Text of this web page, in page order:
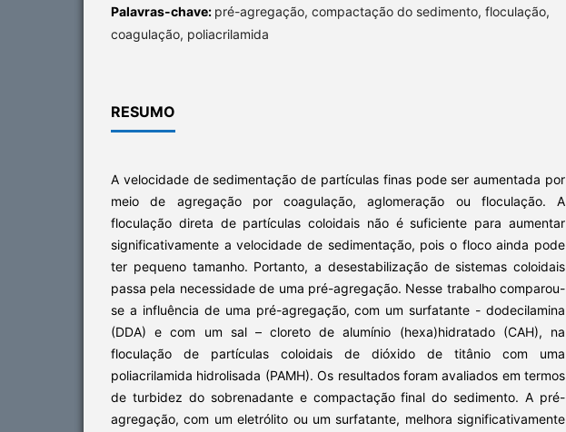
Palavras-chave: pré-agregação, compactação do sedimento, floculação,
coagulação, poliacrilamida
RESUMO
A velocidade de sedimentação de partículas finas pode ser aumentada por
meio de agregação por coagulação, aglomeração ou floculação. A
floculação direta de partículas coloidais não é suficiente para aumentar
significativamente a velocidade de sedimentação, pois o floco ainda pode
ter pequeno tamanho. Portanto, a desestabilização de sistemas coloidais
passa pela necessidade de uma pré-agregação. Nesse trabalho comparou-
se a influência de uma pré-agregação, com um surfatante - dodecilamina
(DDA) e com um sal – cloreto de alumínio (hexa)hidratado (CAH), na
floculação de partículas coloidais de dióxido de titânio com uma
poliacrilamida hidrolisada (PAMH). Os resultados foram avaliados em termos
de turbidez do sobrenadante e compactação final do sedimento. A pré-
agregação, com um eletrólito ou um surfatante, melhora significativamente